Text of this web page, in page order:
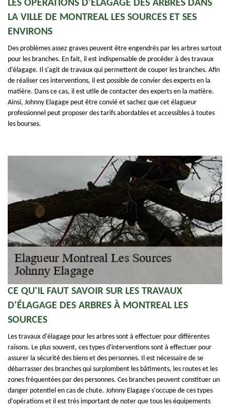
LES OPÉRATIONS D'ÉLAGAGE DES ARBRES DANS
LA VILLE DE MONTREAL LES SOURCES ET SES
ENVIRONS
Des problèmes assez graves peuvent être engendrés par les arbres surtout
pour les branches. En fait, il est indispensable de procéder à des travaux
d'élagage. Il s'agit de travaux qui permettent de couper les branches. Afin
de réaliser ces interventions, il est possible de convier des experts en la
matière. Dans ce cas, il est utile de contacter des experts en la matière.
Ainsi, Johnny Elagage peut être convié et sachez que cet élagueur
professionnel peut proposer des tarifs abordables et accessibles à toutes
les bourses.
CE QU'IL FAUT SAVOIR SUR LES TRAVAUX
D'ÉLAGAGE DES ARBRES À MONTREAL LES
SOURCES
Les travaux d'élagage pour les arbres sont à effectuer pour différentes
raisons. Le plus souvent, ces types d'interventions sont à effectuer pour
assurer la sécurité des biens et des personnes. Il est nécessaire de se
débarrasser des branches qui surplombent les bâtiments, les routes et les
zones fréquentées par des personnes. Ces branches peuvent constituer un
danger potentiel en cas de chute. Johnny Elagage s'occupe de ces types
d'opérations et il est très important de noter que tous les équipements